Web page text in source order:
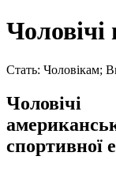
Стать: Чоловікам;
спортивної